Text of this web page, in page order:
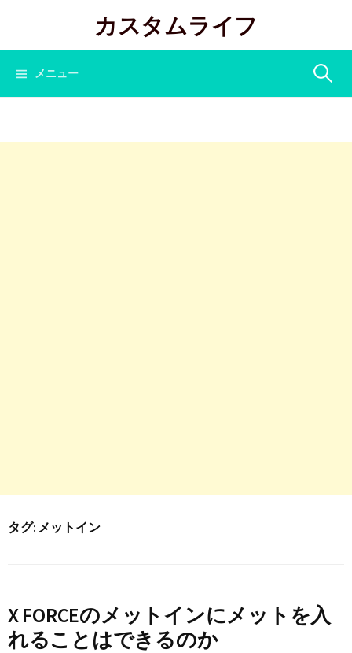
テ
キ
カスタムライフ
メニュー 検
タグ: メットイン
X FORCEのメットインにメットを入
れることはできるのか